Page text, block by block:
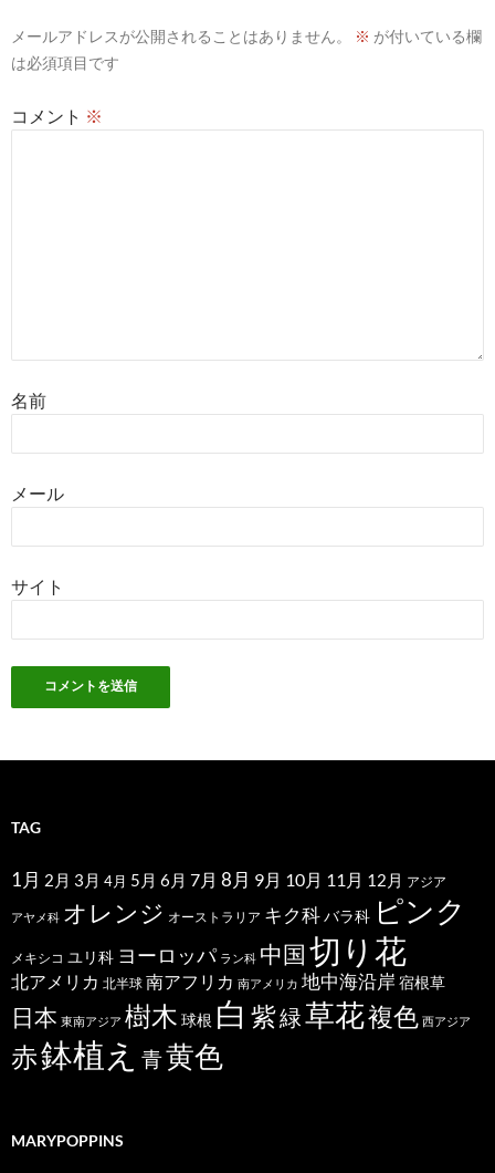
メールアドレスが公開されることはありません。 ※ が付いている欄
は必須項目です
コメント ※
名前
メール
サイト
TAG
1月 2月 3月 4月 5月 6月 7月 8月 9月 10月 11月 12月 アジア
アヤメ科 オレンジ オーストラリア キク科バラ科 ピンク
メキシコ ユリ科 ヨーロッパ ラン科 中国切り花
北アメリカ 北半球 南アフリカ 南アメリカ 地中海沿岸 宿根草
日本 東南アジア 樹木 球根 白 紫緑草花複色 西アジア
赤鉢植え 青黄色
MARYPOPPINS